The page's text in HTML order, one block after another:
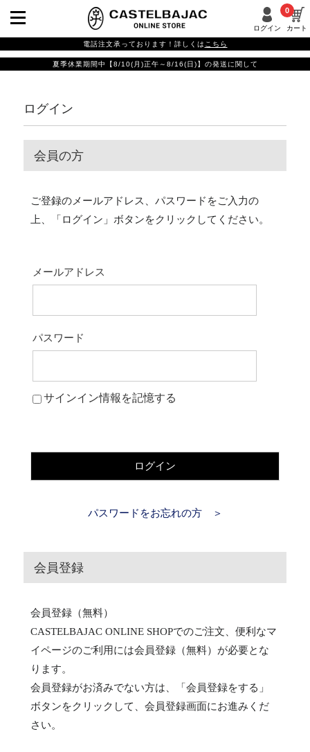
ログイン カート
0
電話注文承っております！詳しくは こちら
夏季休業期間中【8/10(月)正午～8/16(日)】の発送に関して
ログイン
会員の方
ご登録のメールアドレス、パスワードをご入力の
上、「ログイン」ボタンをクリックしてください。
メールアドレス
パスワード
サインイン情報を記憶する
ログイン
パスワードをお忘れの方 ＞
会員登録
会員登録（無料）
CASTELBAJAC ONLINE SHOPでのご注文、便利なマ
イページのご利用には会員登録（無料）が必要とな
ります。
会員登録がお済みでない方は、「会員登録をする」
ボタンをクリックして、会員登録画面にお進みくだ
さい。